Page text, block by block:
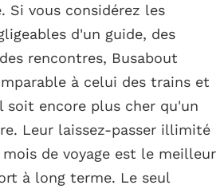
Si vous considérez les
d'un guide, des
rencontres, Busabout
à celui des trains et
soit encore plus cher qu'un
Leur laissez-passer illimité
de voyage est le meilleur
à long terme. Le seul